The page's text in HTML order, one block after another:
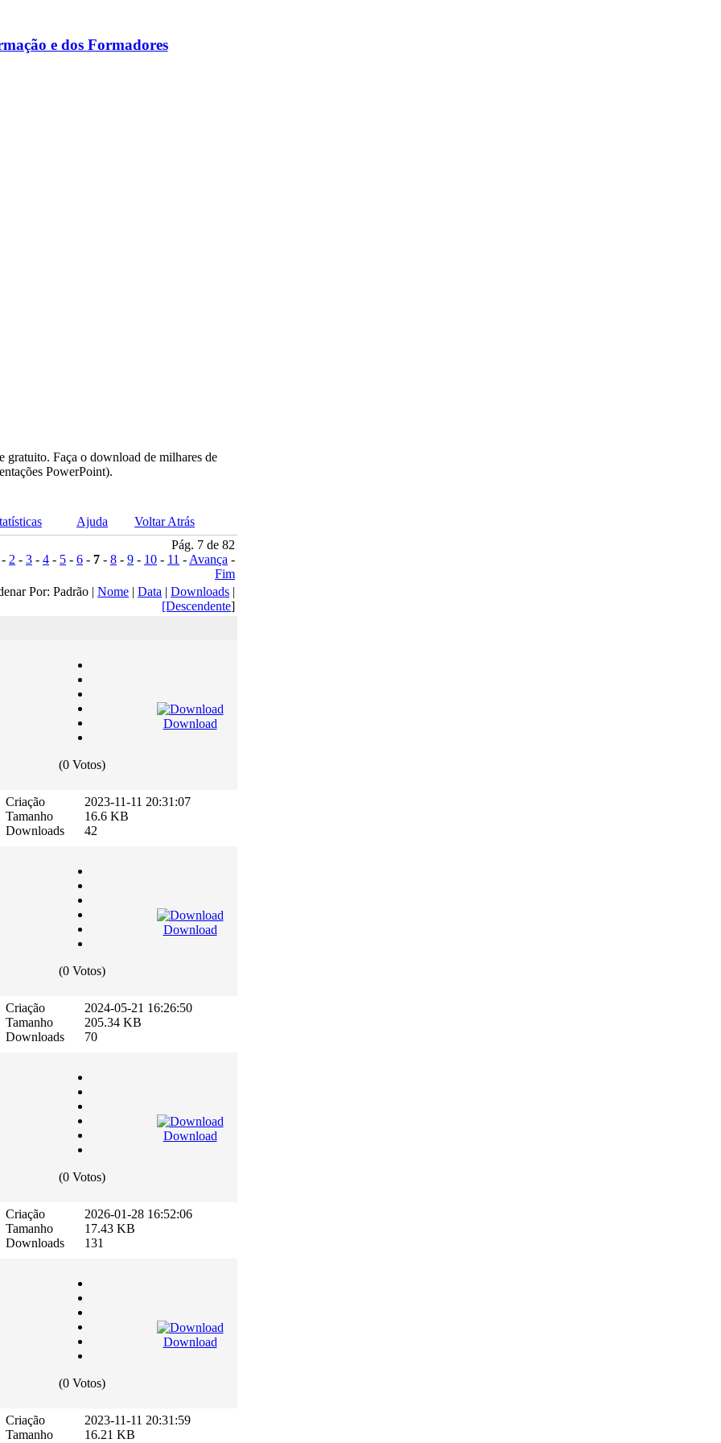
e dos Formadores
gratuito. Faça o download de milhares de
PowerPoint).
Ajuda
Voltar Atrás
Pág. 7 de 82
2 - 3 - 4 - 5 - 6 - 7 - 8 - 9 - 10 - 11 -Avança -
Fim
Por: Padrão | Nome | Data | Downloads |
[Descendente]
(0 Votos)
Download
Criação
Tamanho
Downloads
2023-11-11 20:31:07
16.6 KB
42
(0 Votos)
Download
Criação
Tamanho
Downloads
2024-05-21 16:26:50
205.34 KB
70
(0 Votos)
Download
Criação
Tamanho
Downloads
2026-01-28 16:52:06
17.43 KB
131
(0 Votos)
Download
Criação
Tamanho
2023-11-11 20:31:59
16.21 KB